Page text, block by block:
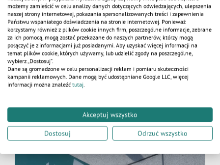
dodatkowego wyposażenia (toaleta
z umywalką),
wykupionego ubezpieczenia (od kradzieży
i podpalenia).
KALKULATOR
możemy zamieścić w celu analizy danych dotyczących odwiedzających, ulepszenia
naszej strony internetowej, pokazania spersonalizowanych treści i zapewnienia
Państwu wspaniałego doświadczenia na stronie internetowej. Ponieważ
korzystamy również z plików cookie innych firm, poszczególne informacje, zebrane
za ich pomocą, mogą zostać przekazane do naszych partnerów, którzy mogą
połączyć je z informacjami już posiadanymi. Aby uzyskać więcej informacji na
temat plików cookie, których używamy, lub udzielić zgody na poszczególne,
wybierz „Dostosuj”.
Dane są gromadzone w celu personalizacji reklam i pomiaru skuteczności
kampanii reklamowych. Dane mogą być udostępniane Google LLC, więcej
informacji można znaleźć tutaj.
Akceptuj wszystko
Dostosuj Odrzuć wszystko